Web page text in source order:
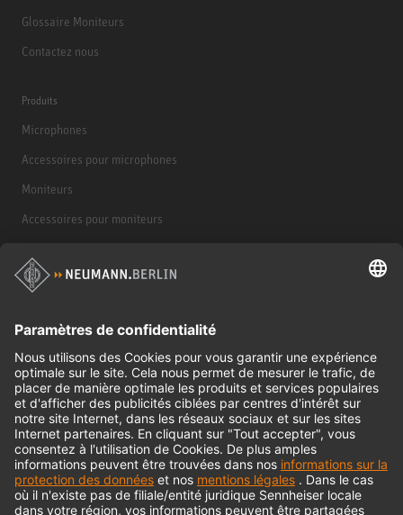
Glossaire Moniteurs
Contactez nous
Produits
Microphones
Accessoires pour microphones
Moniteurs
Accessoires pour moniteurs
Produits historiques